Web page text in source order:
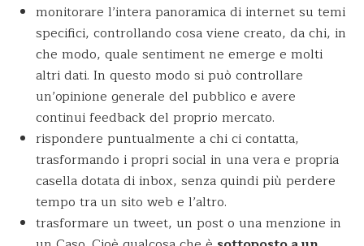
monitorare l’intera panoramica di internet su temi
specifici, controllando cosa viene creato, da chi, in
che modo, quale sentiment ne emerge e molti
altri dati. In questo modo si può controllare
un’opinione generale del pubblico e avere
continui feedback del proprio mercato.
rispondere puntualmente a chi ci contatta,
trasformando i propri social in una vera e propria
casella dotata di inbox, senza quindi più perdere
tempo tra un sito web e l’altro.
trasformare un tweet, un post o una menzione in